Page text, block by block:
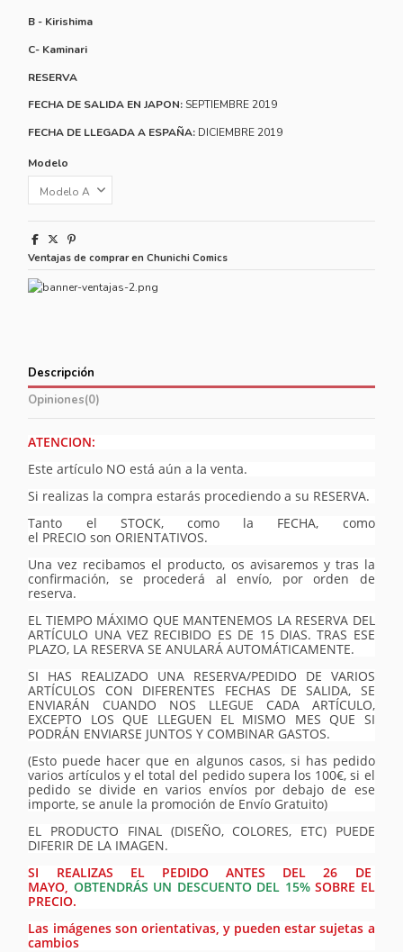
B - Kirishima
C- Kaminari
RESERVA
FECHA DE SALIDA EN JAPON:SEPTIEMBRE 2019
FECHA DE LLEGADA A ESPAÑA: DICIEMBRE 2019
Modelo
Ventajas de comprar en Chunichi Comics
Descripción
Opiniones(0)
ATENCION:
Este artículo NO está aún a la venta.
Si realizas la compra estarás procediendo a su RESERVA.
Tanto el STOCK, como la FECHA, como
el PRECIO son ORIENTATIVOS.
Una vez recibamos el producto, os avisaremos y tras la
confirmación, se procederá al envío, por orden de
reserva.
EL TIEMPO MÁXIMO QUE MANTENEMOS LA RESERVA DEL
ARTÍCULO UNA VEZ RECIBIDO ES DE 15 DIAS. TRAS ESE
PLAZO, LA RESERVA SE ANULARÁ AUTOMÁTICAMENTE.
SI HAS REALIZADO UNA RESERVA/PEDIDO DE VARIOS
ARTÍCULOS CON DIFERENTES FECHAS DE SALIDA, SE
ENVIARÁN CUANDO NOS LLEGUE CADA ARTÍCULO,
EXCEPTO LOS QUE LLEGUEN EL MISMO MES QUE SI
PODRÁN ENVIARSE JUNTOS Y COMBINAR GASTOS.
(Esto puede hacer que en algunos casos, si has pedido
varios artículos y el total del pedido supera los 100€, si el
pedido se divide en varios envíos por debajo de ese
importe, se anule la promoción de Envío Gratuito)
EL PRODUCTO FINAL (DISEÑO, COLORES, ETC) PUEDE
DIFERIR DE LA IMAGEN.
SI REALIZAS EL PEDIDO ANTES DEL 26 DE
MAYO, OBTENDRÁS UN DESCUENTO DEL 15% SOBRE EL
PRECIO.
Las imágenes son orientativas, y pueden estar sujetas a
cambios